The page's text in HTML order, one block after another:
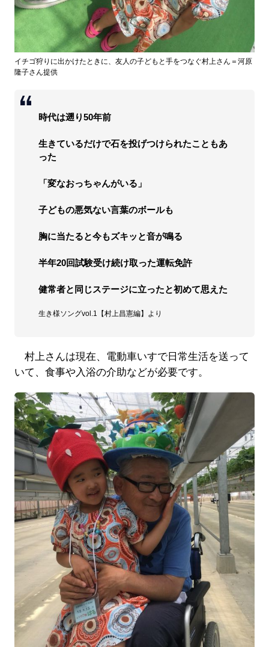
イチゴ狩りに出かけたときに、友人の子どもと手をつなぐ村上さん＝河原
隆子さん提供
時代は遡り50年前
生きているだけで石を投げつけられたこともあ
った
「変なおっちゃんがいる」
子どもの悪気ない言葉のボールも
胸に当たると今もズキッと音が鳴る
半年20回試験受け続け取った運転免許
健常者と同じステージに立ったと初めて思えた
生き様ソングvol.1【村上昌憲編】より
村上さんは現在、電動車いすで日常生活を送って
いて、食事や入浴の介助などが必要です。